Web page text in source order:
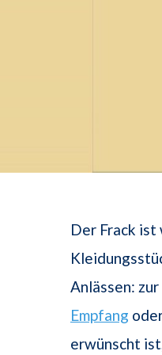
Der Frack ist
Anlässen: zur
Empfang
erwünscht